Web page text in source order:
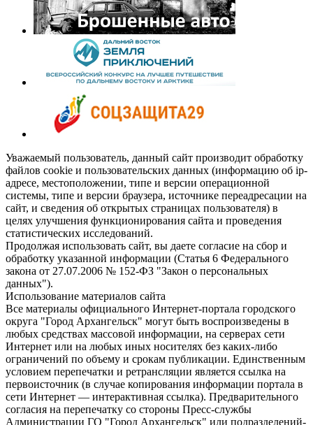
Уважаемый пользователь, данный сайт производит обработку
файлов cookie и пользовательских данных (информацию об ip-
адресе, местоположении, типе и версии операционной
системы, типе и версии браузера, источнике переадресации на
сайт, и сведения об открытых страницах пользователя) в
целях улучшения функционирования сайта и проведения
статистических исследований.
Продолжая использовать сайт, вы даете согласие на сбор и
обработку указанной информации (Статья 6 Федерального
закона от 27.07.2006 № 152-ФЗ "Закон о персональных
данных").
Использование материалов сайта
Все материалы официального Интернет-портала городского
округа "Город Архангельск" могут быть воспроизведены в
любых средствах массовой информации, на серверах сети
Интернет или на любых иных носителях без каких-либо
ограничений по объему и срокам публикации. Единственным
условием перепечатки и ретрансляции является ссылка на
первоисточник (в случае копирования информации портала в
сети Интернет — интерактивная ссылка). Предварительного
согласия на перепечатку со стороны Пресс-службы
Администрации ГО "Город Архангельск" или подразделений-